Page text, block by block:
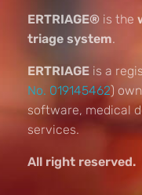
ERTRIAGE® is the
triage system.
ERTRIAGE is a
No. 019145462)
software, medical
services.
All right reserved.